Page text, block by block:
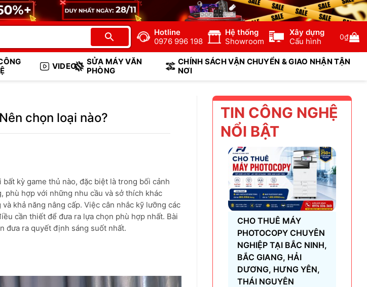
Hotline
0976 996 198
Hệ thống
Showroom
Xây dựng
Cấu hình
0₫
VIDEO
SỬA MÁY VĂN
PHÒNG
CHÍNH SÁCH VẬN CHUYỂN & GIAO NHẬN TẬN
NƠI
chọn loại nào?
kỳ game thủ nào, đặc biệt là trong bối cảnh
hợp với những nhu cầu và sở thích khác
khả năng nâng cấp. Việc cân nhắc kỹ lưỡng các
cần thiết để đưa ra lựa chọn phù hợp nhất. Bài
đưa ra quyết định sáng suốt nhất.
TIN CÔNG NGHỆ
NỔI BẬT
CHO THUÊ MÁY
PHOTOCOPY CHUYÊN
NGHIỆP TẠI BẮC NINH,
BẮC GIANG, HẢI
DƯƠNG, HƯNG YÊN,
THÁI NGUYÊN